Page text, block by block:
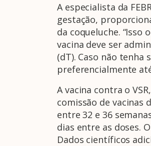
A especialista da
gestação,
da coqueluche.
vacina deve ser
(dT). Caso não
preferencialmente
A vacina contra o
comissão de vacinas
entre 32 e 36
dias entre as doses.
Dados científicos